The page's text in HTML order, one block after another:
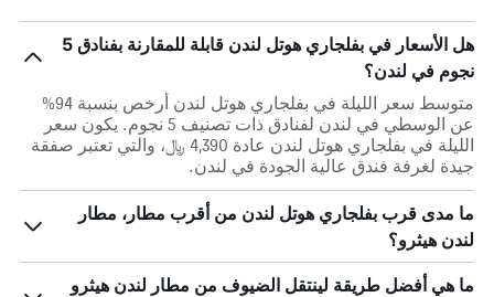
هل الأسعار في بفلجاري هوتل لندن قابلة للمقارنة بفنادق 5
نجوم في لندن؟
متوسط سعر الليلة في بفلجاري هوتل لندن أرخص بنسبة 94%
عن الوسطي في لندن لفنادق ذات تصنيف 5 نجوم. يكون سعر
الليلة في بفلجاري هوتل لندن عادة 4,390 ﷼، والتي تعتبر صفقة
جيدة لغرفة فندق عالية الجودة في لندن.
ما مدى قرب بفلجاري هوتل لندن من أقرب مطار، مطار
لندن هيثرو؟
ما هي أفضل طريقة لينتقل الضيوف من مطار لندن هيثرو